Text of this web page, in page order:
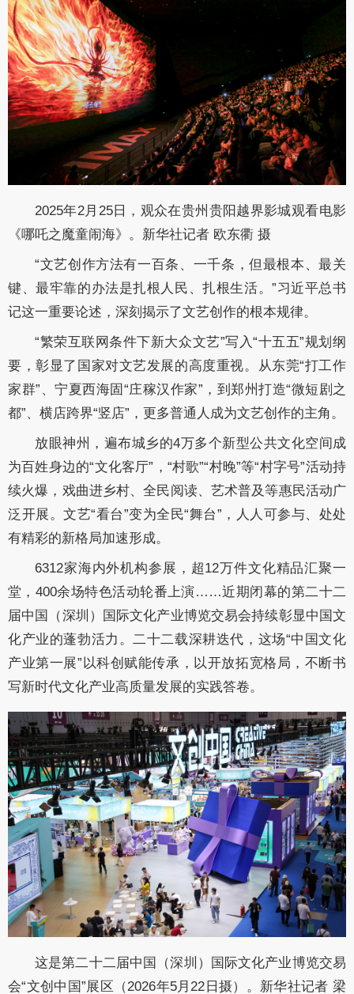
2025年2月25日，观众在贵州贵阳越界影城观看电影
《哪吒之魔童闹海》。新华社记者 欧东衢 摄
“文艺创作方法有一百条、一千条，但最根本、最关
键、最牢靠的办法是扎根人民、扎根生活。”习近平总书
记这一重要论述，深刻揭示了文艺创作的根本规律。
“繁荣互联网条件下新大众文艺”写入“十五五”规划纲
要，彰显了国家对文艺发展的高度重视。从东莞“打工作
家群”、宁夏西海固“庄稼汉作家”，到郑州打造“微短剧之
都”、横店跨界“竖店”，更多普通人成为文艺创作的主角。
放眼神州，遍布城乡的4万多个新型公共文化空间成
为百姓身边的“文化客厅”，“村歌”“村晚”等“村字号”活动持
续火爆，戏曲进乡村、全民阅读、艺术普及等惠民活动广
泛开展。文艺“看台”变为全民“舞台”，人人可参与、处处
有精彩的新格局加速形成。
6312家海内外机构参展，超12万件文化精品汇聚一
堂，400余场特色活动轮番上演……近期闭幕的第二十二
届中国（深圳）国际文化产业博览交易会持续彰显中国文
化产业的蓬勃活力。二十二载深耕迭代，这场“中国文化
产业第一展”以科创赋能传承，以开放拓宽格局，不断书
写新时代文化产业高质量发展的实践答卷。
这是第二十二届中国（深圳）国际文化产业博览交易
会“文创中国”展区（2026年5月22日摄）。新华社记者 梁